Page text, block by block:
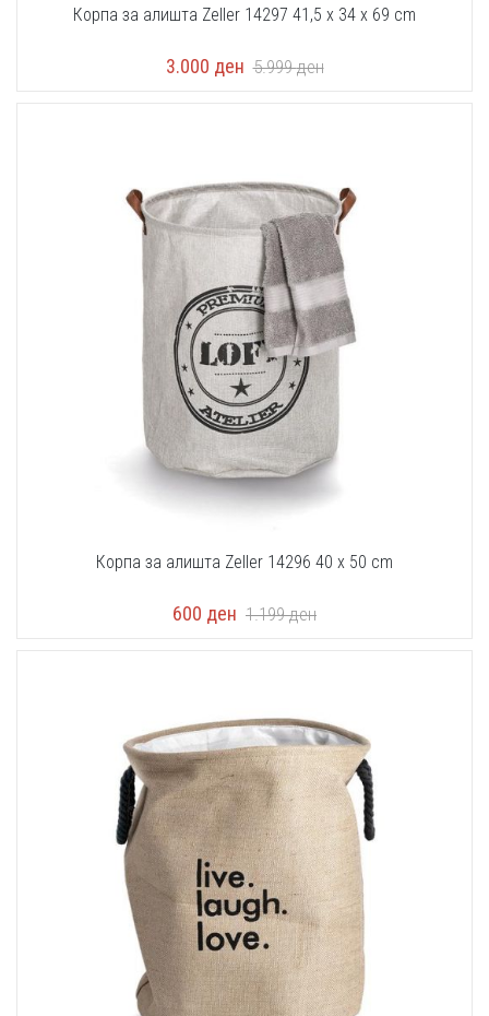
Корпа за алишта Zeller 14297 41,5 x 34 x 69 cm
3.000 ден 5.999ден
Корпа за алишта Zeller 14296 40 x 50 cm
600 ден 1.199ден